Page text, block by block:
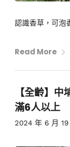
認識香草，可泡
Read More
【全齡】
滿6人以上
2024 年 6 月 19